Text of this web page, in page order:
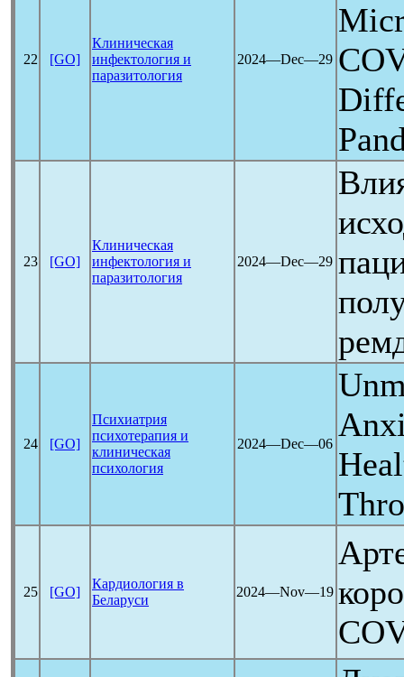
22 [GO]
Клиническая
инфектология и
паразитология
2024―Dec―29
23 [GO]
Клиническая
инфектология и
паразитология
2024―Dec―29
24 [GO]
Психиатрия
психотерапия и
клиническая
психология
2024―Dec―06
25 [GO]
Кардиология в
Беларуси
2024―Nov―19